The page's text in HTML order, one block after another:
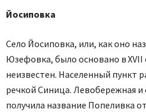
Йосиповка
Село Йосиповка, или, как оно
Юзефовка, было основано в XVII
неизвестен. Населенный пункт
речкой Синица. Левобережная и
получила название Попеливка